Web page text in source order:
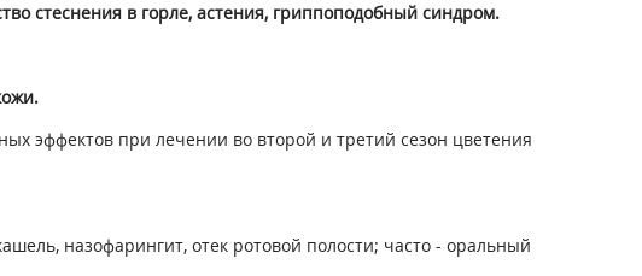
стеснения в горле, астения, гриппоподобный синдром.
эффектов при лечении во второй и третий сезон цветения
назофарингит, отек ротовой полости; часто - оральный